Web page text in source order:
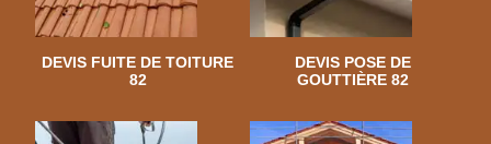
DEVIS FUITE DE TOITURE
82
DEVIS POSE DE
GOUTTIÈRE 82